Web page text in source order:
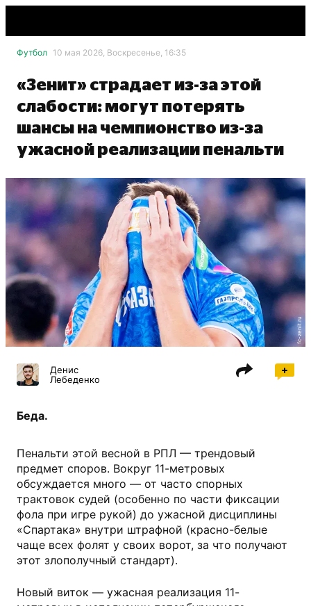
Футбол 10 мая 2026, Воскресенье, 16:35
«Зенит» страдает из-за этой
слабости: могут потерять
шансы на чемпионство из-за
ужасной реализации пенальти
fc-zenit.ru
Денис
Лебеденко
Беда.
Пенальти этой весной в РПЛ — трендовый
предмет споров. Вокруг 11-метровых
обсуждается много — от часто спорных
трактовок судей (особенно по части фиксации
фола при игре рукой) до ужасной дисциплины
«Спартака» внутри штрафной (красно-белые
чаще всех фолят у своих ворот, за что получают
этот злополучный стандарт).
Новый виток — ужасная реализация 11-